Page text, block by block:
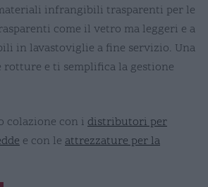
infrangibili trasparenti per le
come il vetro ma leggeri e a
in lavastoviglie a fine servizio. Una
rotture e ti semplifica la gestione
colazione con i distributori per
e con le attrezzature per la